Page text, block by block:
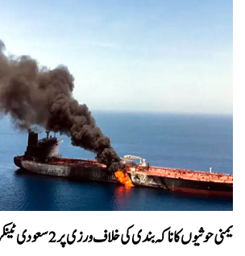
یمنی حوثیوں کا ناکہ بندی کی خلاف ورزی پر 2 سعودی ٹینکروں پر حملہ